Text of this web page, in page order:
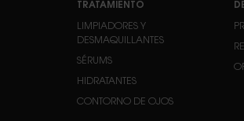
TRATAMIENTO
LIMPIADORES Y
DESMAQUILLANTES
SÉRUMS
HIDRATANTES
CONTORNO DE OJOS